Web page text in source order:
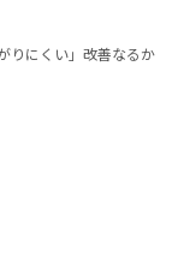
がりにくい」改善なる